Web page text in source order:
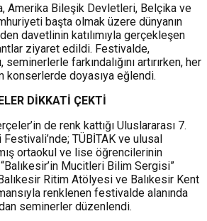
Amerika Bileşik Devletleri, Belçika ve
başta olmak üzere dünyanın
davetlinin katılımıyla gerçekleşen
ziyaret edildi. Festivalde,
farkındalığını artırırken, her
konserlerde doyasıya eğlendi.
DİKKATİ ÇEKTİ
de renk kattığı Uluslararası 7.
TÜBİTAK ve ulusal
ortaokul ve lise öğrencilerinin
Mucitleri Bilim Sergisi”
Ritim Atölyesi ve Balıkesir Kent
renklenen festivalde alanında
seminerler düzenlendi.